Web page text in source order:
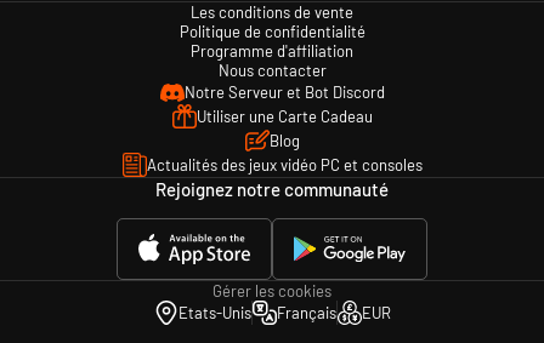
Les conditions de vente
Politique de confidentialité
Programme d'affiliation
Nous contacter
Notre Serveur et Bot Discord
Utiliser une Carte Cadeau
Blog
Actualités des jeux vidéo PC et consoles
Rejoignez notre communauté
Gérer les cookies
Etats-Unis
Français EUR